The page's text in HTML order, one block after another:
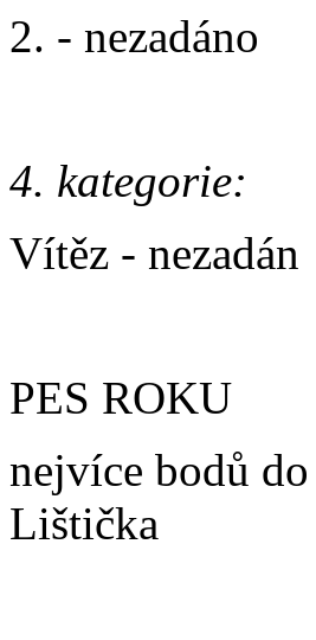
2. - nezadáno
4. kategorie:
Vítěz - nezadán
PES ROKU
nejvíce bodů
Lištička